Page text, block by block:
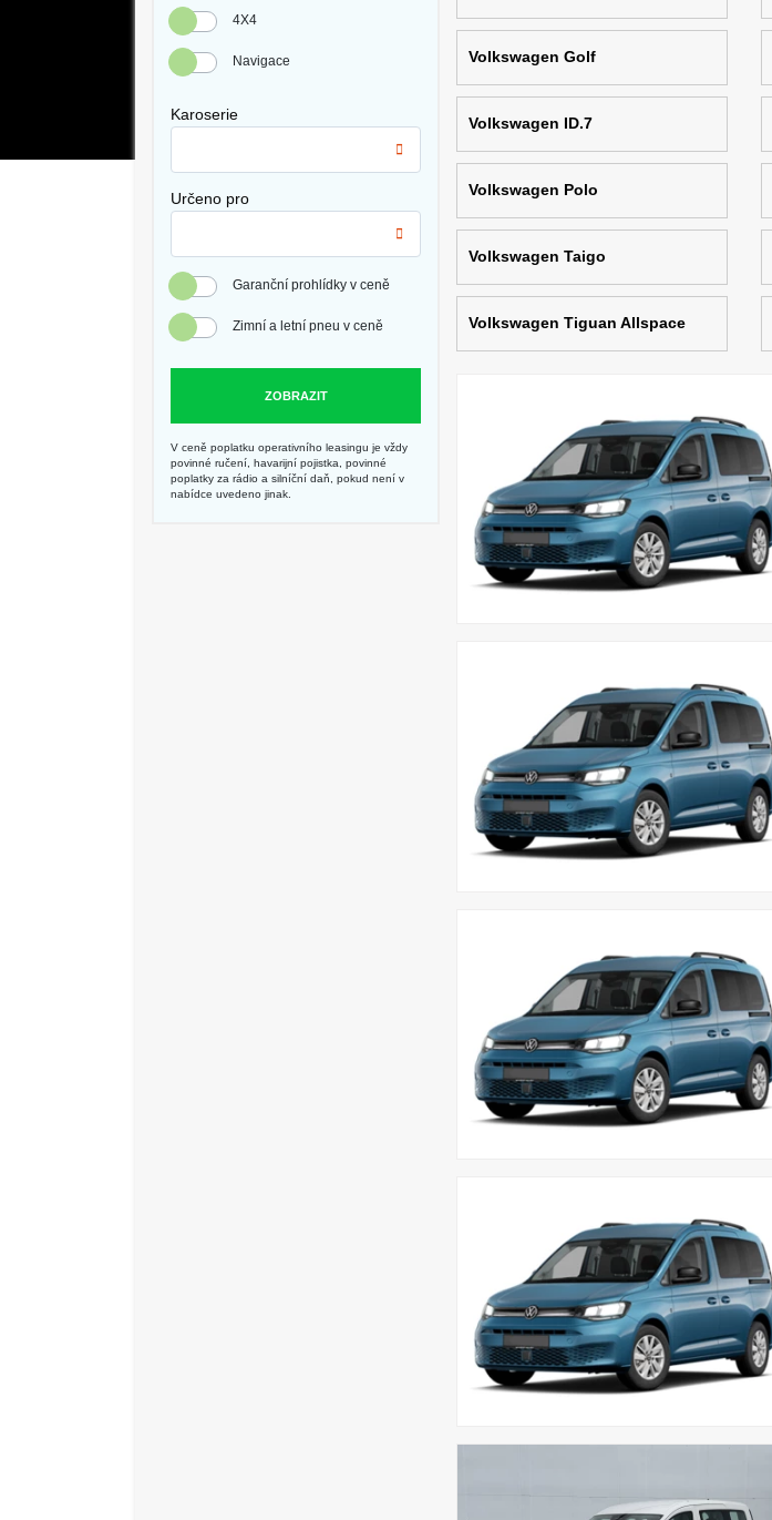
4X4
Navigace
Karoserie
Určeno pro
Garanční prohlídky v ceně
Zimní a letní pneu v ceně
ZOBRAZIT
V ceně poplatku operativního leasingu je vždy
povinné ručení, havarijní pojistka, povinné
poplatky za rádio a silníční daň, pokud není v
nabídce uvedeno jinak.
Volkswagen Golf
Volkswagen ID.7
Volkswagen Polo
Volkswagen Taigo
Volkswagen Tiguan Allspace